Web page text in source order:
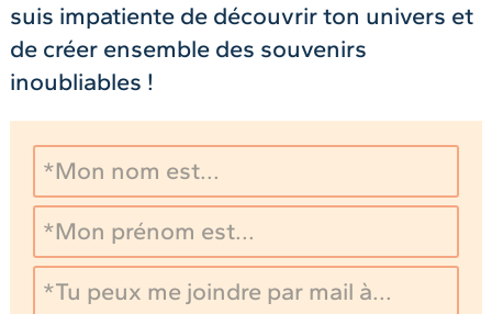
suis impatiente de découvrir ton univers et
de créer ensemble des souvenirs
inoubliables !